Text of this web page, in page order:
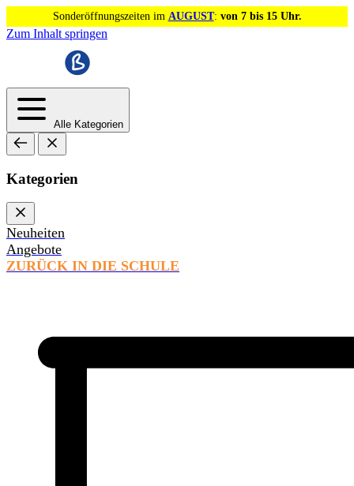
Sonderöffnungszeiten im AUGUST: von 7 bis 15 Uhr.
Zum Inhalt springen
Alle Kategorien
Kategorien
Neuheiten
Angebote
ZURÜCK IN DIE SCHULE